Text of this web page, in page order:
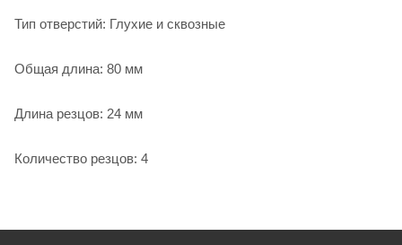
Тип отверстий: Глухие и сквозные
Общая длина: 80 мм
Длина резцов: 24 мм
Количество резцов: 4